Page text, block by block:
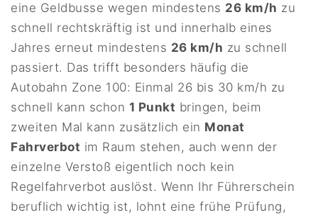
eine Geldbusse wegen mindestens 26 km/h zu
schnell rechtskräftig ist und innerhalb eines
Jahres erneut mindestens 26 km/h zu schnell
passiert. Das trifft besonders häufig die
Autobahn Zone 100: Einmal 26 bis 30 km/h zu
schnell kann schon 1 Punkt bringen, beim
zweiten Mal kann zusätzlich ein Monat
Fahrverbot im Raum stehen, auch wenn der
einzelne Verstoß eigentlich noch kein
Regelfahrverbot auslöst. Wenn Ihr Führerschein
beruflich wichtig ist, lohnt eine frühe Prüfung,